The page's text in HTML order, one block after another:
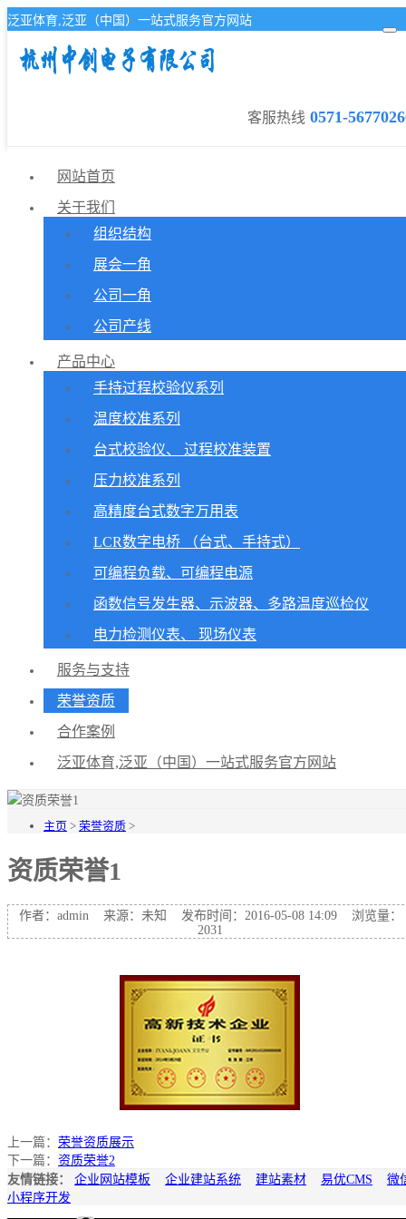
泛亚体育,泛亚（中国）一站式服务官方网站
客服热线 0571-
网站首页
关于我们
组织结构
展会一角
公司一角
公司产线
产品中心
手持过程校验仪系列
温度校准系列
台式校验仪、 过程校准装置
压力校准系列
高精度台式数字万用表
LCR数字电桥 （台式、手持式）
可编程负载、可编程电源
函数信号发生器、示波器、多路温度巡检仪
电力检测仪表、 现场仪表
服务与支持
荣誉资质
合作案例
泛亚体育,泛亚（中国）一站式服务官方网站
主页 > 荣誉资质 >
资质荣誉1
作者：admin 来源：未知 发布时间：2016-05-08 14:09 浏览量：
2031
上一篇： 荣誉资质展示
下一篇： 资质荣誉2
友情链接：
企业网站模板 企业建站系统 建站素材 易优CMS
微
小程序开发